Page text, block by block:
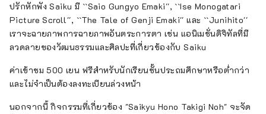
ปรักหักพัง Saiku มี ``Saio Gungyo Emaki'', ``Ise Monogatari
Picture Scroll'', ``The Tale of Genji Emaki'' และ ``Junihito''
เราจะฉายภาพการฉายภาพอันตระการตา เช่น แอนิเมชั่นดิจิทัลที่มี
ลวดลายของวัฒนธรรมและศิลปะที่เกี่ยวข้องกับ Saiku
ค่าเข้าชม 500 เยน ฟรีสำหรับนักเรียนชั้นประถมศึกษาหรือต่ำกว่า
และไม่จำเป็นต้องลงทะเบียนล่วงหน้า
นอกจากนี้ กิจกรรมที่เกี่ยวข้อง "Saikyu Hono Takigi Noh" จะจัด